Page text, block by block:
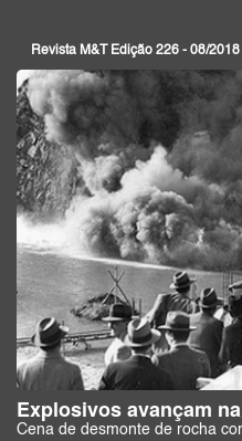
Revista M&T Edição 226 - 08/2018
Explosivos avançam
Cena de desmonte de rocha